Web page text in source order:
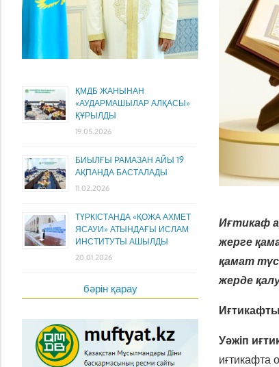
Иғтикаф
жерге
қамат
жерде
Уәжіп
иғтикафта
ҚМДБ ЖАНЫНАН
«АУДАРМАШЫЛАР АЛҚАСЫ»
ҚҰРЫЛДЫ
19.05.2026
БИЫЛҒЫ РАМАЗАН АЙЫ 19
АҚПАНДА БАСТАЛАДЫ
11.02.2026
ТҮРКІСТАНДА «ҚОЖА АХМЕТ
ЯСАУИ» АТЫНДАҒЫ ИСЛАМ
ИНСТИТУТЫ АШЫЛДЫ
20.01.2026
бәрін қарау